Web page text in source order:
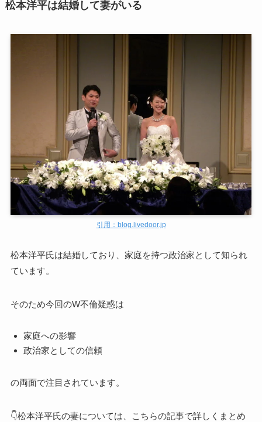
松本洋平は結婚して妻がいる
引用：blog.livedoor.jp
松本洋平氏は結婚しており、家庭を持つ政治家として知られ
ています。
そのため今回のW不倫疑惑は
家庭への影響
政治家としての信頼
の両面で注目されています。
👇松本洋平氏の妻については、こちらの記事で詳しくまとめ